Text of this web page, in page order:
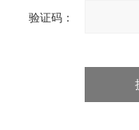
验证码：